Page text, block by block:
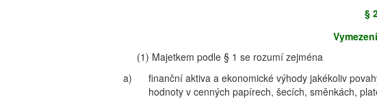
§
(1) Majetkem podle § 1 se rozumí zejména
a)
finanční aktiva a ekonomické výhody jakékoliv
hodnoty v cenných papírech, šecích, směnkách,